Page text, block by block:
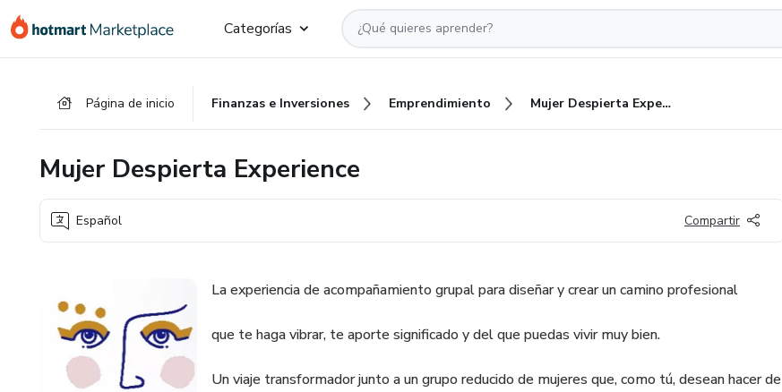
Categorías
Página de inicio Finanzas e Inversiones Emprendimiento Mujer Despierta Experience
Mujer Despierta Experience
Español Compartir
La experiencia de acompañamiento grupal para diseñar y crear un camino profesional
que te haga vibrar, te aporte significado y del que puedas vivir muy bien.
Un viaje transformador junto a un grupo reducido de mujeres que, como tú, desean hacer de